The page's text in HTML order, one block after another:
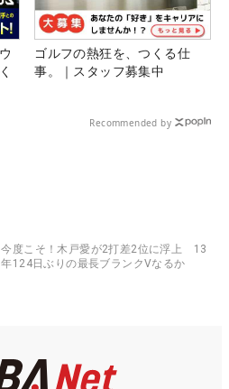
ゴルフの熱狂を、つくる仕
事。｜スタッフ募集中
Recommended by
今度こそ！木戸愛が2打差2位に浮上 13
年124日ぶりの最長ブランクVなるか